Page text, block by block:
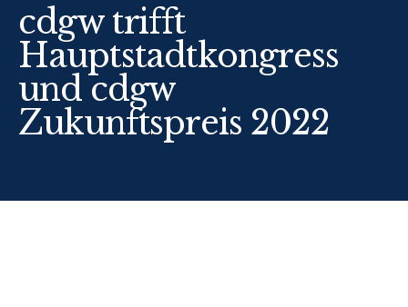
cdgw trifft
Hauptstadtkongress
und cdgw
Zukunftspreis 2022